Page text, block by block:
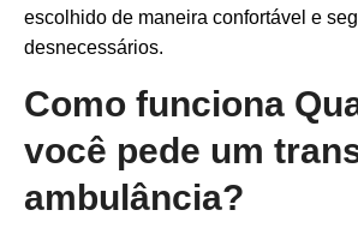
escolhido de maneira confortável e
desnecessários.
Como funciona
você pede um
ambulância?